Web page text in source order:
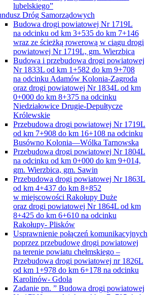
lubelskiego”
Dróg Samorządowych
Budowa drogi powiatowej Nr 1719L
na odcinku od km 3+535 do km 7+146
wraz ze ścieżką rowerową w ciągu drogi
powiatowej Nr 1719L, gm. Wierzbica
Budowa i przebudowa drogi powiatowej
Nr 1833L od km 1+582 do km 9+708
na odcinku Adamów Kolonia-Zagroda
oraz drogi powiatowej Nr 1834L od km
0+000 do km 8+375 na odcinku
Niedziałowice Drugie-Depułtycze
Królewskie
Przebudowa drogi powiatowej Nr 1719L
od km 7+908 do km 16+108 na odcinku
Busówno Kolonia—Wólka Tarnowska
Przebudowa drogi powiatowej Nr 1804L
na odcinku od km 0+000 do km 9+014,
gm. Wierzbica, gm. Sawin
Przebudowa drogi powiatowej Nr 1863L
od km 4+437 do km 8+852
w miejscowości Rakołupy Duże
oraz drogi powiatowej Nr 1864L od km
8+425 do km 6+610 na odcinku
Rakołupy- Plisków
Usprawnienie połączeń komunikacyjnych
poprzez przebudowę drogi powiatowej
na terenie powiatu chełmskiego –
Przebudowa drogi powiatowej nr 1826L
od km 1+978 do km 6+178 na odcinku
Karolinów- Gdola
Zadanie pn. ” Budowa drogi powiatowej